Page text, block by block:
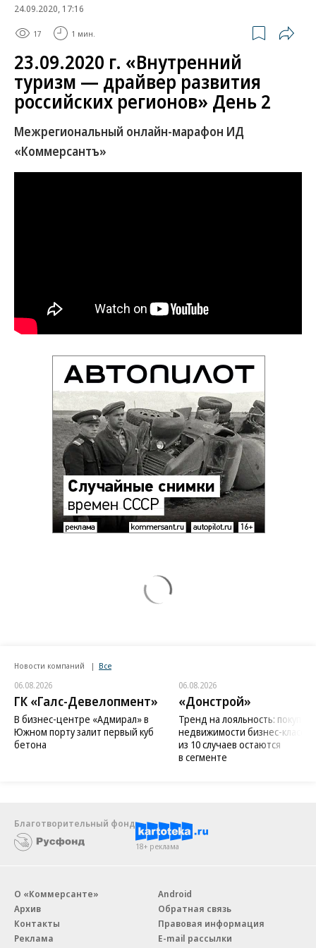
24.09.2020, 17:16
17 1 мин.
23.09.2020 г. «Внутренний
туризм — драйвер развития
российских регионов» День 2
Межрегиональный онлайн-марафон ИД
«Коммерсантъ»
Новости компаний Все
06.08.2026
ГК «Галс-Девелопмент»
В бизнес-центре «Адмирал» в
Южном порту залит первый куб
бетона
06.08.2026
«Донстрой»
Тренд на лояльность:
недвижимости бизнес-класса
из 10 случаев остаются
в сегменте
Благотворительный фонд
18+ реклама
О «Коммерсанте»
Архив
Контакты
Реклама
Android
Обратная связь
Правовая информация
E-mail рассылки